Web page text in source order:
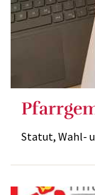
Statut, Wahl-